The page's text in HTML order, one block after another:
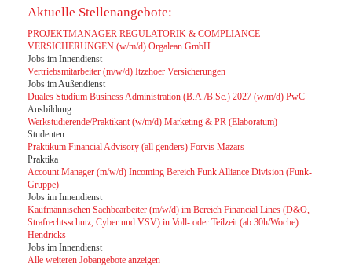
Aktuelle Stellenangebote:
PROJEKTMANAGER REGULATORIK & COMPLIANCE
VERSICHERUNGEN (w/m/d) Orgalean GmbH
Jobs im Innendienst
Vertriebsmitarbeiter (m/w/d) Itzehoer Versicherungen
Jobs im Außendienst
Duales Studium Business Administration (B.A./B.Sc.) 2027 (w/m/d) PwC
Ausbildung
Werkstudierende/Praktikant (w/m/d) Marketing & PR (Elaboratum)
Studenten
Praktikum Financial Advisory (all genders) Forvis Mazars
Praktika
Account Manager (m/w/d) Incoming Bereich Funk Alliance Division (Funk-
Gruppe)
Jobs im Innendienst
Kaufmännischen Sachbearbeiter (m/w/d) im Bereich Financial Lines (D&O,
Strafrechtsschutz, Cyber und VSV) in Voll- oder Teilzeit (ab 30h/Woche)
Hendricks
Jobs im Innendienst
Alle weiteren Jobangebote anzeigen